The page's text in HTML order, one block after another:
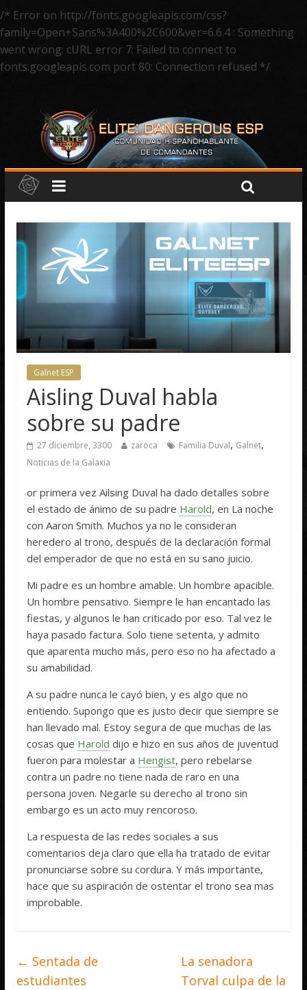
/* Error on http://fonts.googleapis.com/css?
family=Open+Sans%3A400%2C600&ver=6.6.4 : Something
went wrong: cURL error 7: Failed to connect to
fonts.googleapis.com port 80: Connection refused */
Galnet ESP
Aisling Duval habla
sobre su padre
27 diciembre, 3300 zaroca Familia Duval, Galnet,
Noticias de la Galaxia
or primera vez Ailsing Duval ha dado detalles sobre
el estado de ánimo de su padre Harold, en La noche
con Aaron Smith. Muchos ya no le consideran
heredero al trono, después de la declaración formal
del emperador de que no está en su sano juicio.
Mi padre es un hombre amable. Un hombre apacible.
Un hombre pensativo. Siempre le han encantado las
fiestas, y algunos le han criticado por eso. Tal vez le
haya pasado factura. Solo tiene setenta, y admito
que aparenta mucho más, pero eso no ha afectado a
su amabilidad.
A su padre nunca le cayó bien, y es algo que no
entiendo. Supongo que es justo decir que siempre se
han llevado mal. Estoy segura de que muchas de las
cosas que Harold dijo e hizo en sus años de juventud
fueron para molestar a Hengist, pero rebelarse
contra un padre no tiene nada de raro en una
persona joven. Negarle su derecho al trono sin
embargo es un acto muy rencoroso.
La respuesta de las redes sociales a sus
comentarios deja claro que ella ha tratado de evitar
pronunciarse sobre su cordura. Y más importante,
hace que su aspiración de ostentar el trono sea mas
improbable.
← Sentada de
estudiantes
La senadora
Torval culpa de la